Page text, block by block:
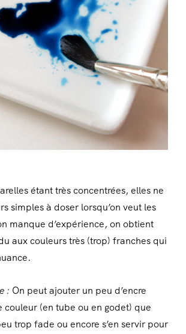
étant très concentrées, elles ne
simples à doser lorsqu’on veut les
manque d’expérience, on obtient
aux couleurs très (trop) franches qui
: On peut ajouter un peu d’encre
couleur (en tube ou en godet) que
trop fade ou encore s’en servir pour